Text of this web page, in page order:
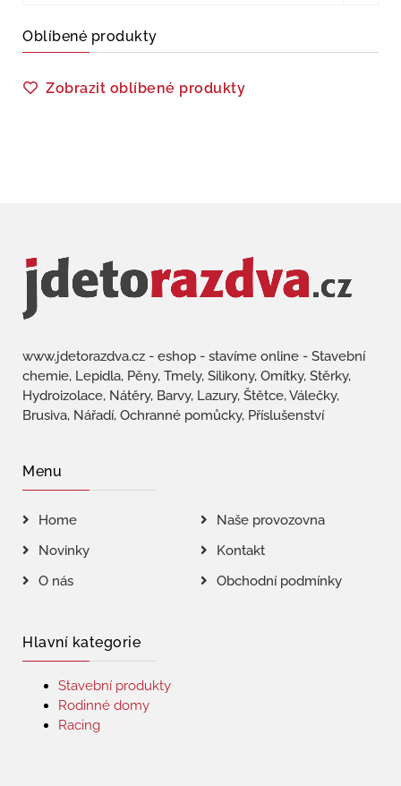
Oblíbené produkty
Zobrazit oblíbené produkty
www.jdetorazdva.cz - eshop - stavíme online - Stavební
chemie, Lepidla, Pěny, Tmely, Silikony, Omítky, Stěrky,
Hydroizolace, Nátěry, Barvy, Lazury, Štětce, Válečky,
Brusiva, Nářadí, Ochranné pomůcky, Příslušenství
Menu
Home
Naše provozovna
Novinky
Kontakt
O nás
Obchodní podmínky
Hlavní kategorie
Stavební produkty
Rodinné domy
Racing